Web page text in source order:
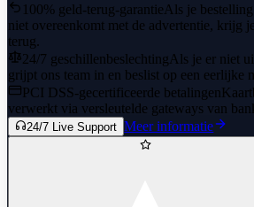
100% geld-terug-garantieAls je
niet overeenkomt met de advertentie, krijg
terug.
24/7 geschillenbeslechtingAls je er niet
grijpt ons team in en beslist op een eerlijke
PCI DSS-gecertificeerde betalingen
verwerkt via versleutelde gateways van
24/7 Live Support Meer informatie